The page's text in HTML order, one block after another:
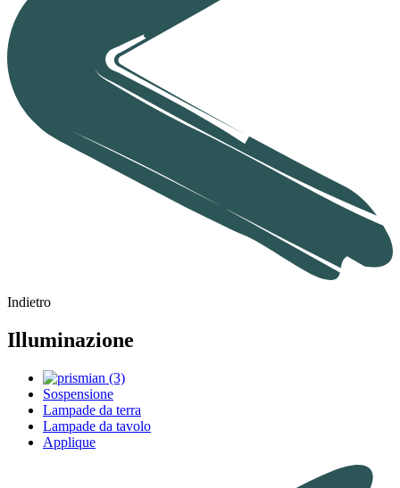
Indietro
Illuminazione
Sospensione
Lampade da terra
Lampade da tavolo
Applique